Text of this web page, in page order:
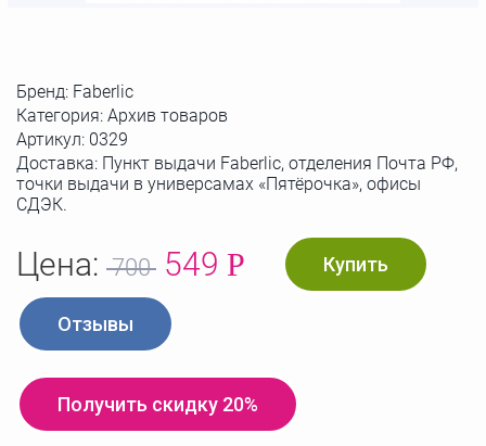
Бренд: Faberlic
Категория: Архив товаров
Артикул: 0329
Доставка: Пункт выдачи Faberlic, отделения Почта РФ,
точки выдачи в универсамах «Пятёрочка», офисы
СДЭК.
Цена: 700 549 Р Купить
Отзывы
Получить скидку 20%